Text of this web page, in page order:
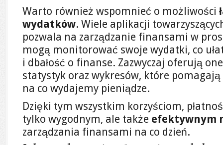
Warto również wspomnieć o możliwości
wydatków. Wiele aplikacji
pozwala na zarządzanie finansami w
mogą monitorować swoje wydatki, co
i dbałość o finanse. Zazwyczaj oferują
statystyk oraz wykresów, które
na co wydajemy pieniądze.
Dzięki tym wszystkim korzyściom,
tylko wygodnym, ale także efektywnym
zarządzania finansami na co dzień.